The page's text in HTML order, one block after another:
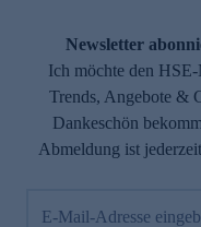
Newsletter
Ich möchte den
Trends, Angebote &
Dankeschön
Abmeldung ist
E-Mail-Adresse